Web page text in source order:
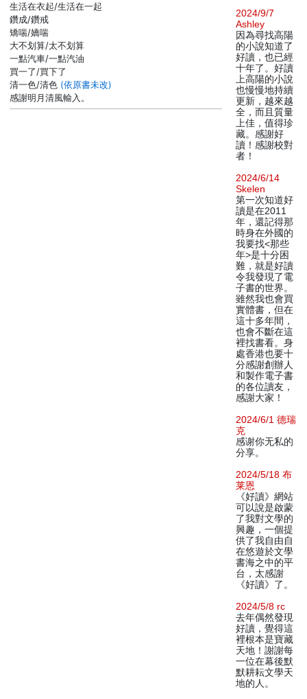
生活在衣起/生活在一起
鑽成/鑽戒
矯喘/嬌喘
大不划算/太不划算
一點汽車/一點汽油
買一了/買下了
清一色/清色 (依原書未改)
感謝明月清風輸入。
2024/9/7
Ashley
因為尋找高陽
的小說知道了
好讀，也已經
十年了。好讀
上高陽的小說
也慢慢地持續
更新，越來越
全，而且質量
上佳，值得珍
藏。感謝好
讀！感謝校對
者！
2024/6/14
Skelen
第一次知道好
讀是在2011
年，還記得那
時身在外國的
我要找<那些
年>是十分困
難，就是好讀
令我發現了電
子書的世界。
雖然我也會買
實體書，但在
這十多年間，
也會不斷在這
裡找書看。身
處香港也要十
分感謝創辦人
和製作電子書
的各位讀友，
感謝大家！
2024/6/1 德瑞
克
感谢你无私的
分享。
2024/5/18 布
莱恩
《好讀》網站
可以說是啟蒙
了我對文學的
興趣，一個提
供了我自由自
在悠遊於文學
書海之中的平
台，太感謝
《好讀》了。
2024/5/8 rc
去年偶然發現
好讀，覺得這
裡根本是寶藏
天地！謝謝每
一位在幕後默
默耕耘文學天
地的人。